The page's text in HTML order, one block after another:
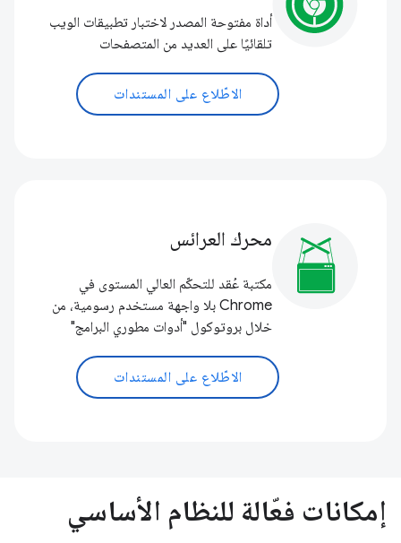
أداة مفتوحة المصدر لاختبار تطبيقات الويب
تلقائيًا على العديد من المتصفحات
الاطّلاع على المستندات
محرك العرائس
مكتبة عُقد للتحكّم العالي المستوى في
Chrome بلا واجهة مستخدم رسومية، من
خلال بروتوكول "أدوات مطوري البرامج"
الاطّلاع على المستندات
إمكانات فعّالة للنظام الأساسي